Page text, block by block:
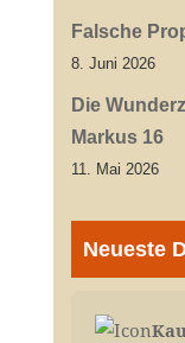
Falsche
8. Juni 2026
Die
Markus 16
11. Mai 2026
Neueste